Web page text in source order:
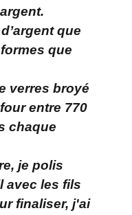
que
que
verres broyé
entre 770
chaque
je polis
avec les fils
finaliser, j'ai